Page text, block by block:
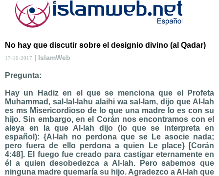
No hay que discutir sobre el designio divino (al Qadar)
17-10-2017 | IslamWeb
Pregunta:
Hay un Hadiz en el que se menciona que el Profeta
Muhammad, sal-lal-lahu alaihi wa sal-lam, dijo que Al-lah
es ms Misericordioso de lo que una madre lo es con su
hijo. Sin embargo, en el Corán nos encontramos con el
aleya en la que Al-lah dijo (lo que se interpreta en
español): {Al-lah no perdona que se Le asocie nada;
pero fuera de ello perdona a quien Le place} [Corán
4:48]. El fuego fue creado para castigar eternamente en
él a quien desobedezca a Al-lah. Pero sabemos que
ninguna madre quemaría su hijo. Agradezco a Al-lah que